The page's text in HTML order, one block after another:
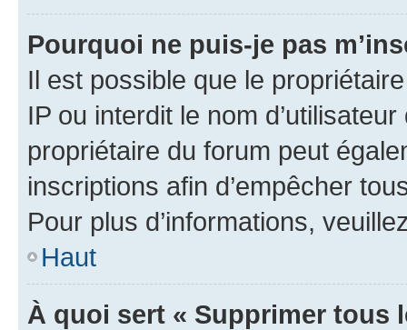
Pourquoi ne puis-je pas
Il est possible que le
IP ou interdit le nom
propriétaire du forum peut
inscriptions afin d’empêcher
Pour plus d’informations,
Haut
À quoi sert « Supprimer tous